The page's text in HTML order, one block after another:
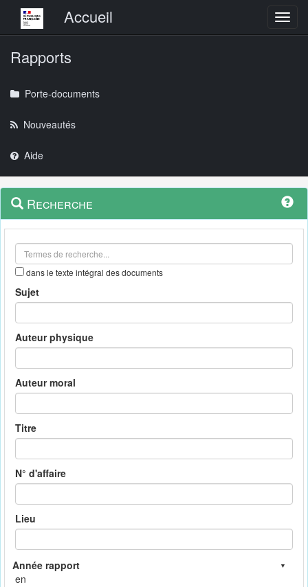
Menu principalAccueil
Rapports
Porte-documents
Nouveautés
Aide
Navigation
outils
Menu
contextuel
Recherche
dans le texte intégral des documents
Sujet
Auteur physique
Auteur moral
Titre
N° d'affaire
Lieu
en